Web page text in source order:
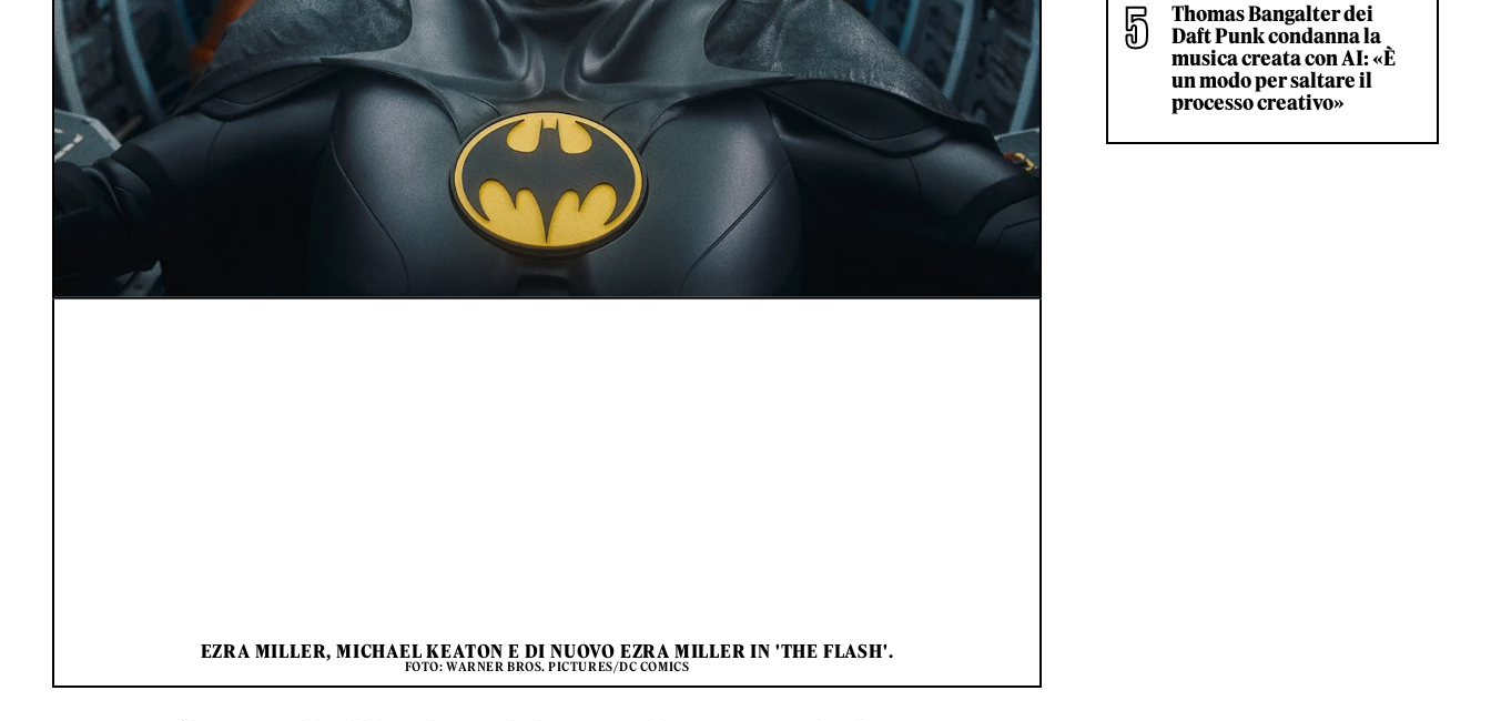
EZRA MILLER, MICHAEL KEATON E DI NUOVO EZRA MILLER IN 'THE FLASH'.
FOTO: WARNER BROS. PICTURES/DC COMICS
Thomas Bangalter dei
Daft Punk condanna la
musica creata con AI: «È
un modo per saltare il
processo creativo»